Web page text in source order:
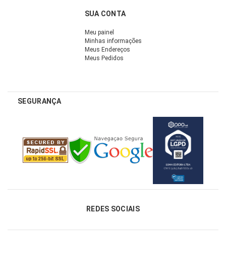
SUA CONTA
Meu painel
Minhas informações
Meus Endereços
Meus Pedidos
SEGURANÇA
REDES SOCIAIS